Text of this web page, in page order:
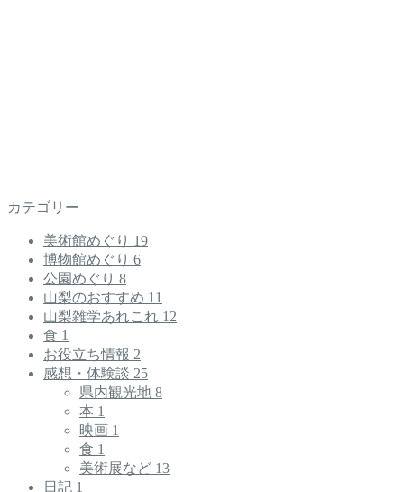
カテゴリー
美術館めぐり 19
博物館めぐり 6
公園めぐり 8
山梨のおすすめ 11
山梨雑学あれこれ 12
食 1
お役立ち情報 2
感想・体験談 25
県内観光地 8
本 1
映画 1
食 1
美術展など 13
日記 1